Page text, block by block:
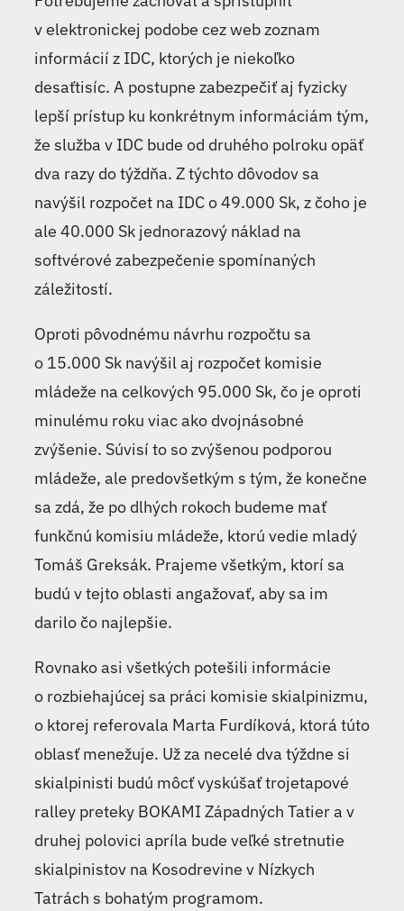
v elektronickej podobe cez web zoznam
informácií z IDC, ktorých je niekoľko
desaťtisíc. A postupne zabezpečiť aj fyzicky
lepší prístup ku konkrétnym informáciám tým,
že služba v IDC bude od druhého polroku opäť
dva razy do týždňa. Z týchto dôvodov sa
navýšil rozpočet na IDC o 49.000 Sk, z čoho je
ale 40.000 Sk jednorazový náklad na
softvérové zabezpečenie spomínaných
záležitostí.
Oproti pôvodnému návrhu rozpočtu sa
o 15.000 Sk navýšil aj rozpočet komisie
mládeže na celkových 95.000 Sk, čo je oproti
minulému roku viac ako dvojnásobné
zvýšenie. Súvisí to so zvýšenou podporou
mládeže, ale predovšetkým s tým, že konečne
sa zdá, že po dlhých rokoch budeme mať
funkčnú komisiu mládeže, ktorú vedie mladý
Tomáš Greksák. Prajeme všetkým, ktorí sa
budú v tejto oblasti angažovať, aby sa im
darilo čo najlepšie.
Rovnako asi všetkých potešili informácie
o rozbiehajúcej sa práci komisie skialpinizmu,
o ktorej referovala Marta Furdíková, ktorá túto
oblasť menežuje. Už za necelé dva týždne si
skialpinisti budú môcť vyskúšať trojetapové
ralley preteky BOKAMI Západných Tatier a v
druhej polovici apríla bude veľké stretnutie
skialpinistov na Kosodrevine v Nízkych
Tatrách s bohatým programom.